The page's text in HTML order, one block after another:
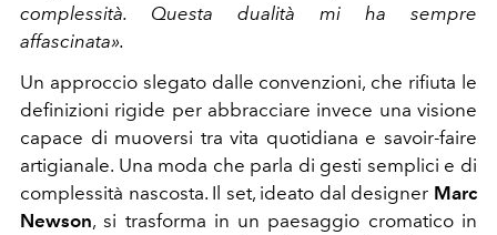
complessità. Questa dualità mi ha sempre
affascinata».
Un approccio slegato dalle convenzioni, che rifiuta le
definizioni rigide per abbracciare invece una visione
capace di muoversi tra vita quotidiana e savoir-faire
artigianale. Una moda che parla di gesti semplici e di
complessità nascosta. Il set, ideato dal designer Marc
Newson, si trasforma in un paesaggio cromatico in